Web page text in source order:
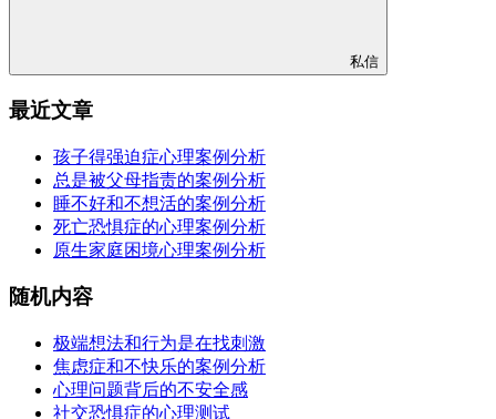
私信
最近文章
孩子得强迫症心理案例分析
总是被父母指责的案例分析
睡不好和不想活的案例分析
死亡恐惧症的心理案例分析
原生家庭困境心理案例分析
随机内容
极端想法和行为是在找刺激
焦虑症和不快乐的案例分析
心理问题背后的不安全感
社交恐惧症的心理测试